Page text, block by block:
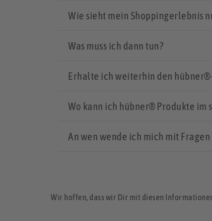
Wie sieht mein Shoppingerlebnis
Was muss ich dann tun?
Erhalte ich weiterhin den
Wo kann ich hübner® Produkte
An wen wende ich mich mit
Wir hoffen, dass wir Dir mit diesen